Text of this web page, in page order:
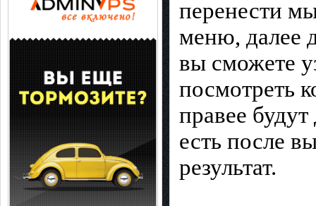
перенести
меню, далее
вы сможете
посмотреть
правее
есть после
результат.